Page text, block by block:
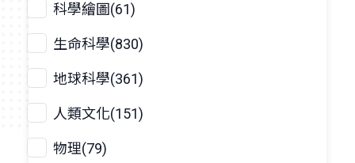
科學繪圖(61)
生命科學(830)
地球科學(361)
人類文化(151)
物理(79)